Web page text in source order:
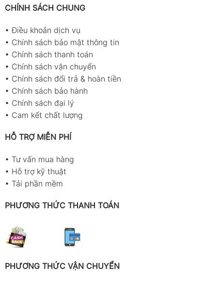
CHÍNH SÁCH CHUNG
•Điều khoản dịch vụ
• Chính sách bảo mật thông tin
• Chính sách thanh toán
• Chính sách vận chuyển
• Chính sách đổi trả & hoàn tiền
• Chính sách bảo hành
• Chính sách đại lý
• Cam kết chất lượng
HỖ TRỢ MIỄN PHÍ
• Tư vấn mua hàng
• Hỗ trợ kỹ thuật
• Tải phần mềm
PHƯƠNG THỨC THANH TOÁN
PHƯƠNG THỨC VẬN CHUYỂN